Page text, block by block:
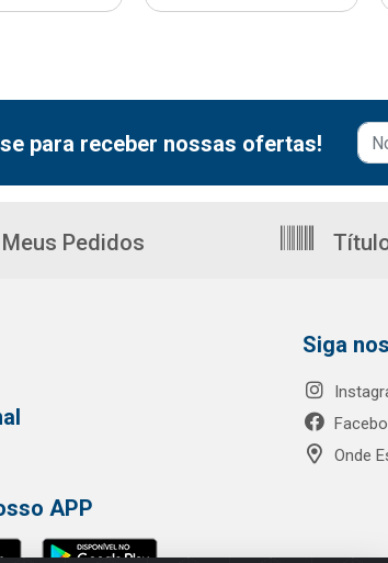
para receber nossas ofertas!
Meus Pedidos
APP
Siga
Onde